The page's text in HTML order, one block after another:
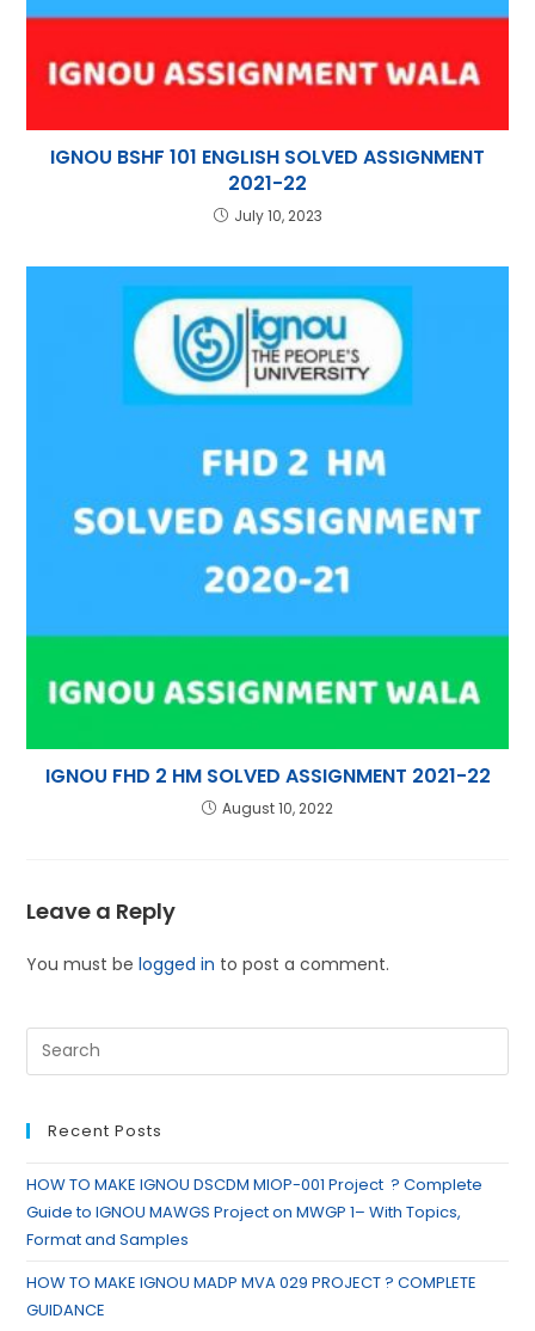
IGNOU BSHF 101 ENGLISH SOLVED ASSIGNMENT
2021-22
July 10, 2023
IGNOU FHD 2 HM SOLVED ASSIGNMENT 2021-22
August 10, 2022
Leave a Reply
You must belogged in to post a comment.
Recent Posts
HOW TO MAKE IGNOU DSCDM MIOP-001 Project ? Complete
Guide to IGNOU MAWGS Project on MWGP 1– With Topics,
Format and Samples
HOW TO MAKE IGNOU MADP MVA 029 PROJECT ? COMPLETE
GUIDANCE